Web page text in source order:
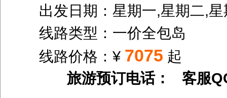
出发日期：星期一,星期二,
线路类型：一价全包岛
线路价格：¥ 7075 起
旅游预订电话： 客服